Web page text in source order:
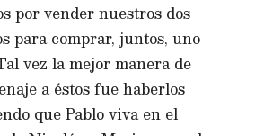
por vender nuestros dos
para comprar, juntos, uno
vez la mejor manera de
a éstos fue haberlos
que Pablo viva en el